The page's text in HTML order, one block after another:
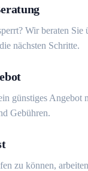
Wir beraten Sie
nächsten Schritte.
günstiges Angebot
Gebühren.
zu können,